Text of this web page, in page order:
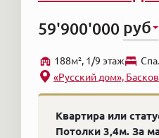
59'900'000 руб
188м², 1/9 этаж
«Русский дом»,
Квартира или
Потолки 3,4м. За